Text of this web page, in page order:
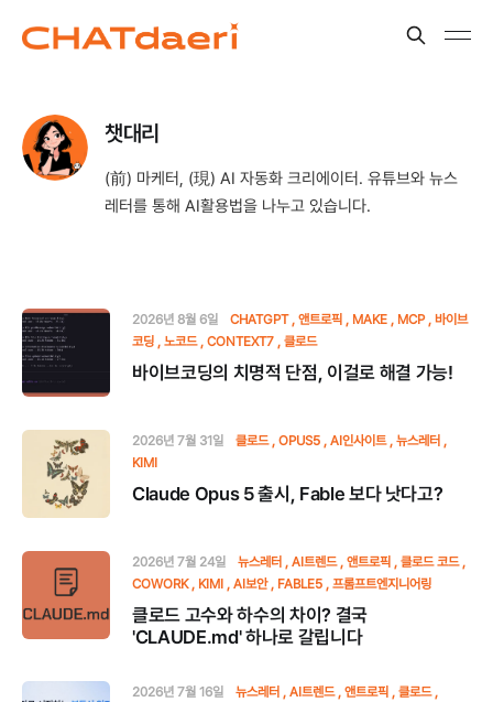
챗대리
(前) 마케터, (現) AI 자동화 크리에이터. 유튜브와 뉴스
레터를 통해 AI활용법을 나누고 있습니다.
2026년 8월 6일 CHATGPT 앤트로픽 MAKE MCP
바이브
코딩
노코드 CONTEXT7 클로드
바이브코딩의 치명적 단점, 이걸로 해결 가능!
2026년 7월 31일 클로드 OPUS5 AI인사이트
뉴스레터
KIMI
Claude Opus 5 출시, Fable 보다 낫다고?
2026년 7월 24일 뉴스레터 AI트렌드 앤트로픽
클로드 코드
COWORK
KIMI AI보안 FABLE5 프롬프트엔지니어링
클로드 고수와 하수의 차이? 결국
'CLAUDE.md' 하나로 갈립니다
2026년 7월 16일 뉴스레터 AI트렌드 앤트로픽
클로드